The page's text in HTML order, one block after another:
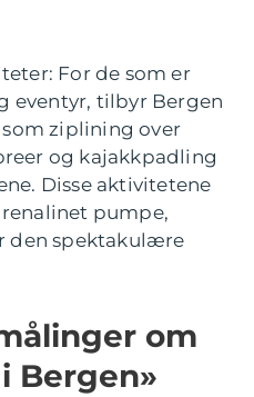
For de som er
eventyr, tilbyr Bergen
ziplining over
og kajakkpadling
Disse aktivitetene
pumpe,
den spektakulære
om
Bergen»